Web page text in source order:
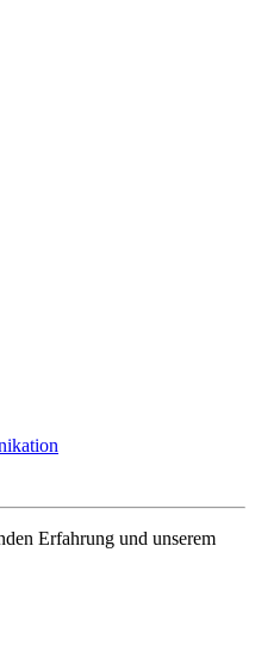
Erfahrung und unserem